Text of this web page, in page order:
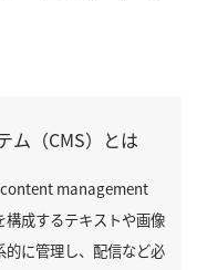
ム（CMS）とは
content management
成するテキストや画像
的に管理し、配信など必